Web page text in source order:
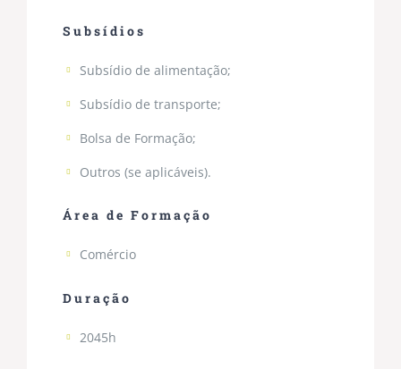
Subsídios
Subsídio de alimentação;
Subsídio de transporte;
Bolsa de Formação;
Outros (se aplicáveis).
Área de Formação
Comércio
Duração
2045h